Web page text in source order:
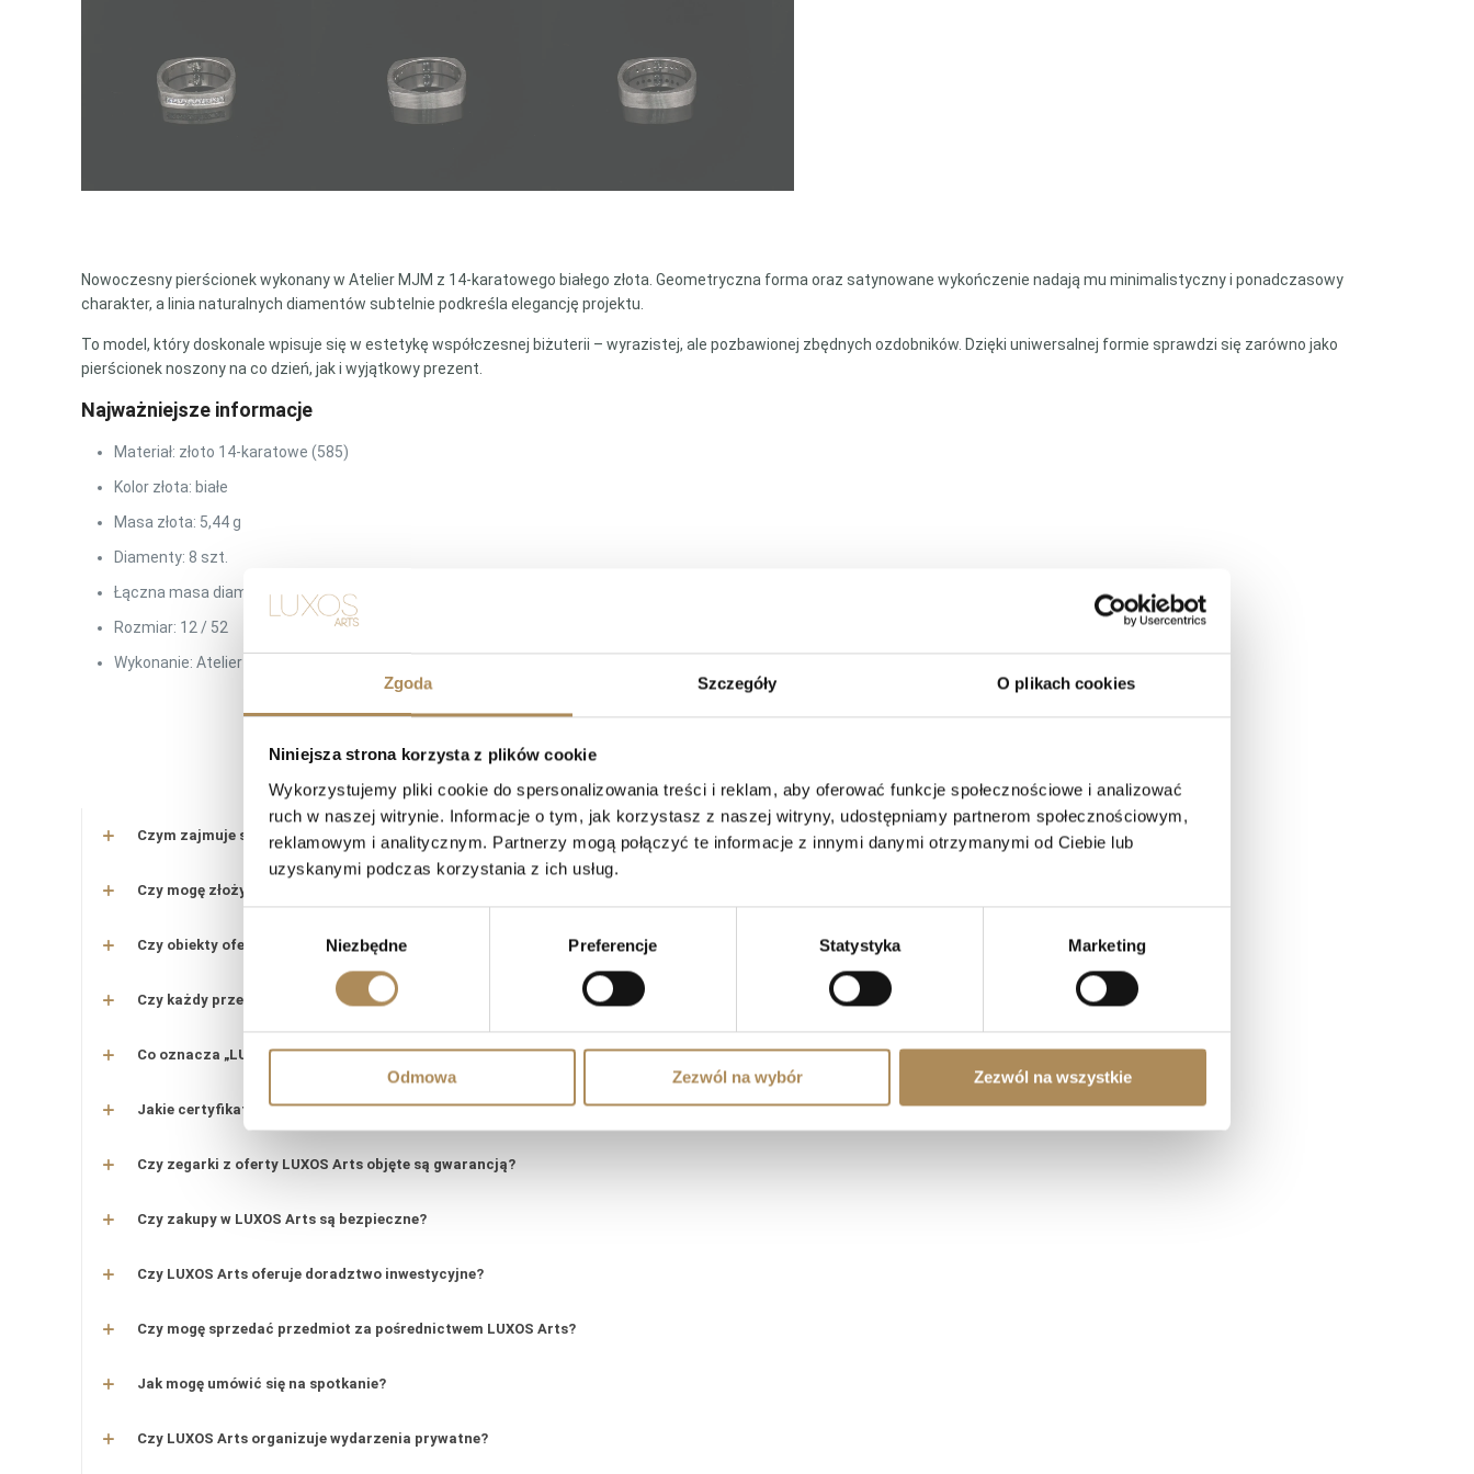
Zgoda Szczegóły O plikach cookies
Niniejsza strona korzysta z plików cookie
Wykorzystujemy pliki cookie do spersonalizowania treści i reklam, aby oferować funkcje społecznościowe i analizować
ruch w naszej witrynie. Informacje o tym, jak korzystasz z naszej witryny, udostępniamy partnerom społecznościowym,
reklamowym i analitycznym. Partnerzy mogą połączyć te informacje z innymi danymi otrzymanymi od Ciebie lub
uzyskanymi podczas korzystania z ich usług.
zgody
Niezbędne Preferencje Statystyka Marketing
Odmowa Zezwól na wybór Zezwól na wszystkie
Nowoczesny pierścionek wykonany w Atelier MJM z 14-karatowego białego złota. Geometryczna forma oraz satynowane wykończenie nadają mu minimalistyczny i ponadczasowy
charakter, a linia naturalnych diamentów subtelnie podkreśla elegancję projektu.
To model, który doskonale wpisuje się w estetykę współczesnej biżuterii – wyrazistej, ale pozbawionej zbędnych ozdobników. Dzięki uniwersalnej formie sprawdzi się zarówno jako
pierścionek noszony na co dzień, jak i wyjątkowy prezent.
Najważniejsze informacje
Materiał: złoto 14-karatowe (585)
Kolor złota: białe
Masa złota: 5,44 g
Diamenty: 8 szt.
Łączna masa diamentów: ok. 0,12 ct
Rozmiar: 12 / 52
Wykonanie: Atelier MJM
LUXOS Arts — Najczęściej zadawane pytania (Q&A)
Czym zajmuje się LUXOS Arts?
Czy mogę złożyć indywidualne zamówienie lub poprosić o wyszukanie konkretnego przedmiotu?
Czy obiekty oferowane przez LUXOS Arts są autentyczne i wartościowe?
Czy każdy przedmiot posiada certyfikat autentyczności?
Co oznacza „LUXOS Arts Certified Selection”?
Jakie certyfikaty posiada zespół LUXOS Arts?
Czy zegarki z oferty LUXOS Arts objęte są gwarancją?
Czy zakupy w LUXOS Arts są bezpieczne?
Czy LUXOS Arts oferuje doradztwo inwestycyjne?
Czy mogę sprzedać przedmiot za pośrednictwem LUXOS Arts?
Jak mogę umówić się na spotkanie?
Czy LUXOS Arts organizuje wydarzenia prywatne?